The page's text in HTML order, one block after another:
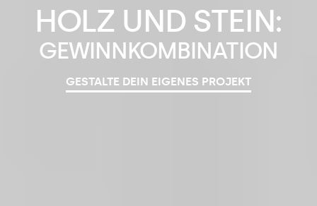
HOLZ UND STEIN:
GEWINNKOMBINATION
GESTALTE DEIN EIGENES PROJEKT